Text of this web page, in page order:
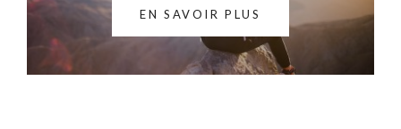
EN SAVOIR PLUS